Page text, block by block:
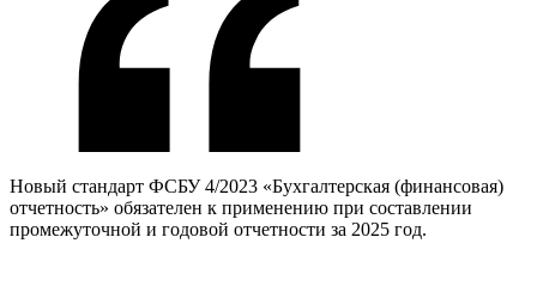
Новый стандарт ФСБУ 4/2023 «Бухгалтерская (финансовая)
отчетность» обязателен к применению при составлении
промежуточной и годовой отчетности за 2025 год.